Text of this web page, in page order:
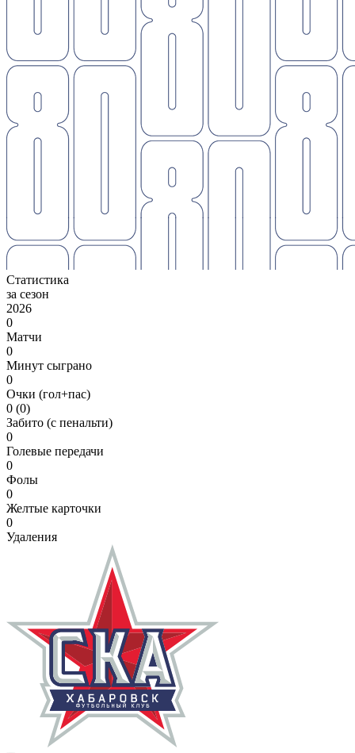
Статистика
за сезон
2026
0
Матчи
0
Минут сыграно
0
Очки (гол+пас)
0 (0)
Забито (с пенальти)
0
Голевые передачи
0
Фолы
0
Желтые карточки
0
Удаления